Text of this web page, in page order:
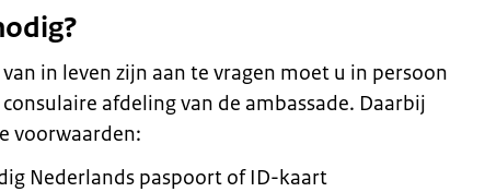
in leven zijn aan te vragen moet u in persoon
afdeling van de ambassade. Daarbij
voorwaarden:
Nederlands paspoort of ID-kaart